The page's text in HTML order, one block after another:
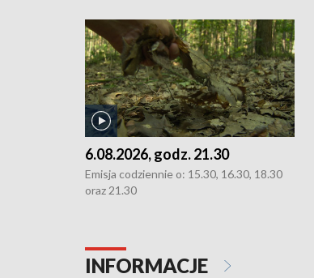
6.08.2026, godz. 21.30
Emisja codziennie o: 15.30, 16.30, 18.30
oraz 21.30
INFORMACJE